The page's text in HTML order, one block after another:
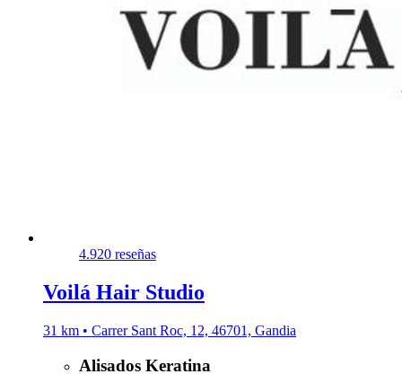
4.920 reseñas
Voilá Hair Studio
31 km • Carrer Sant Roc, 12, 46701, Gandia
Alisados Keratina